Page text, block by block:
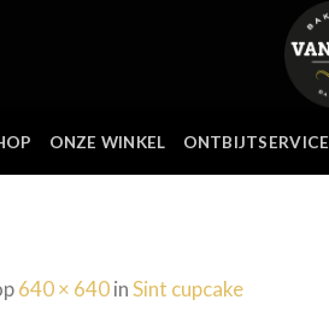
ONZE WINKEL ONTBIJTSERVICE
640 × 640inSint cupcake